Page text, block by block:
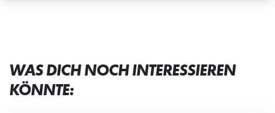
WAS DICH NOCH INTERESSIEREN
KÖNNTE: